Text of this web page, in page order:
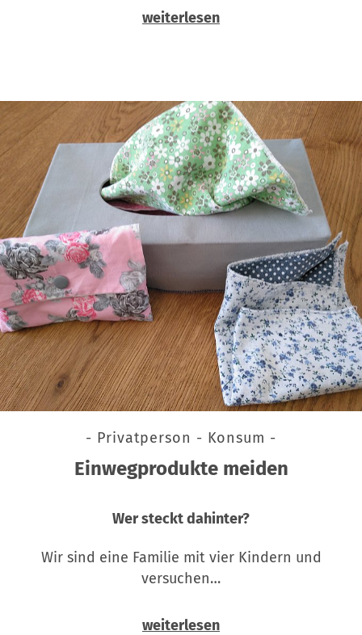
weiterlesen
- Privatperson - Konsum -
Einwegprodukte meiden
Wer steckt dahinter?
Wir sind eine Familie mit vier Kindern und
versuchen…
weiterlesen